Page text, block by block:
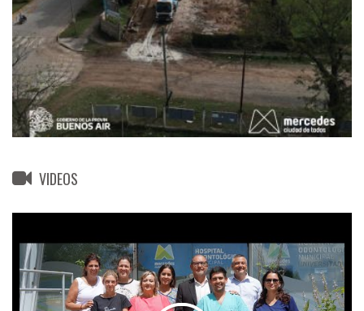
VIDEOS